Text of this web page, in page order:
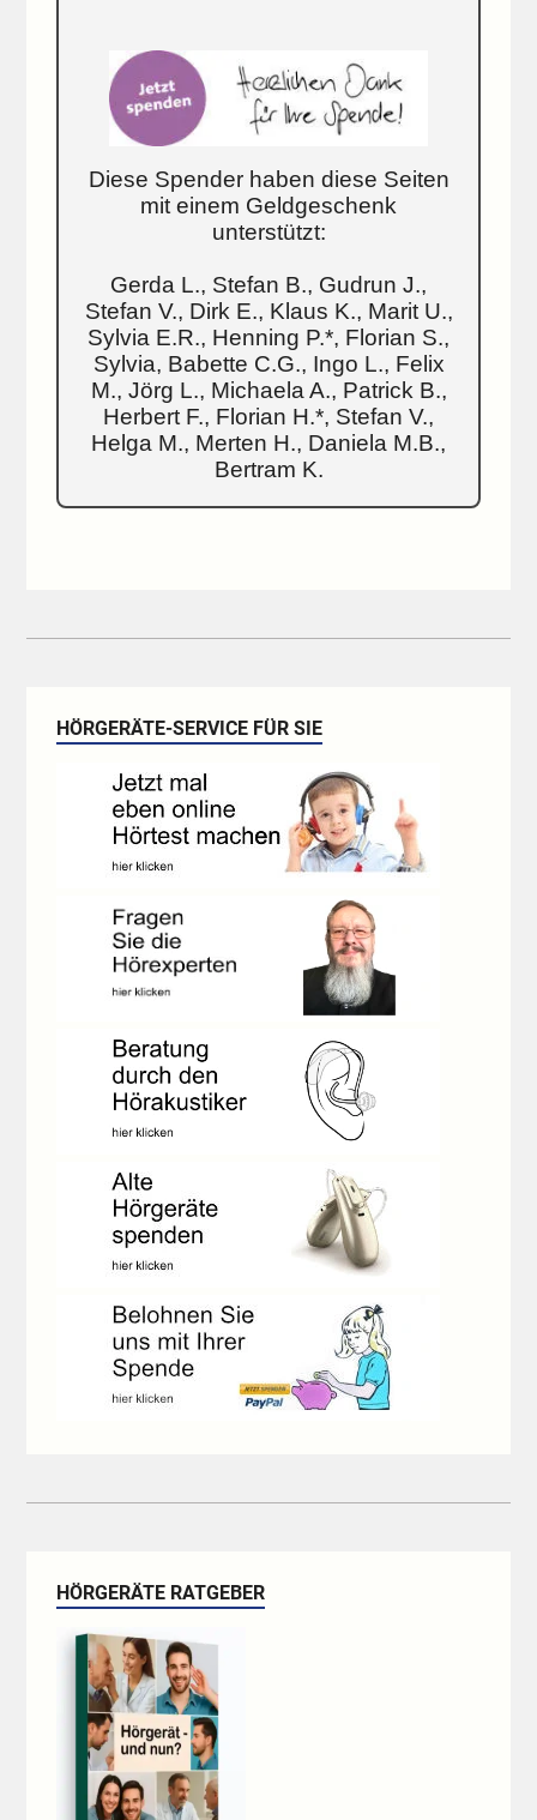
Diese Spender haben diese Seiten
mit einem Geldgeschenk
unterstützt:
Gerda L., Stefan B., Gudrun J.,
Stefan V., Dirk E., Klaus K., Marit U.,
Sylvia E.R., Henning P.*, Florian S.,
Sylvia, Babette C.G., Ingo L., Felix
M., Jörg L., Michaela A., Patrick B.,
Herbert F., Florian H.*, Stefan V.,
Helga M., Merten H., Daniela M.B.,
Bertram K.
HÖRGERÄTE-SERVICE FÜR SIE
HÖRGERÄTE RATGEBER